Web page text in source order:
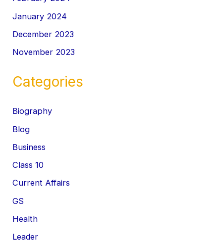
January 2024
December 2023
November 2023
Categories
Biography
Blog
Business
Class 10
Current Affairs
GS
Health
Leader